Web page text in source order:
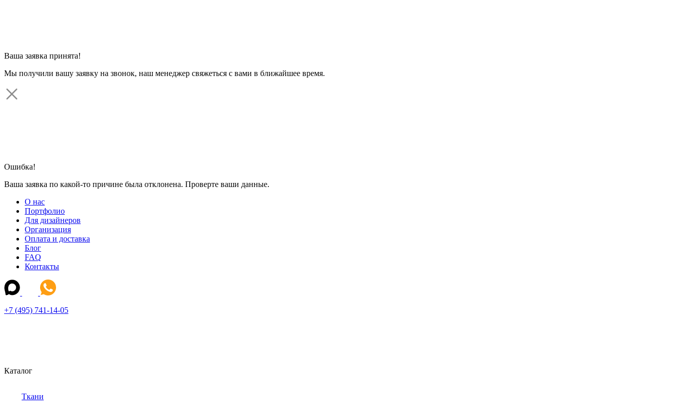
Ваша заявка принята!
Мы получили вашу заявку на звонок, наш менеджер свяжеться с вами в ближайшее время.
Ошибка!
Ваша заявка по какой-то причине была отклонена. Проверте ваши данные.
О нас
Портфолио
Для дизайнеров
Организация
Оплата и доставка
Блог
FAQ
Контакты
+7 (495) 741-14-05
Каталог
Ткани